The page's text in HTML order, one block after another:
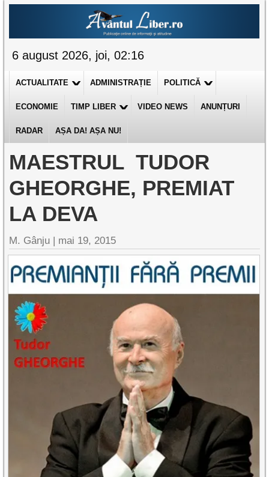
6 august 2026, joi, 02:16
ACTUALITATE ADMINISTRAȚIE POLITICĂ
ECONOMIE TIMP LIBER VIDEO NEWS ANUNȚURI
RADAR AȘA DA! AȘA NU!
MAESTRUL TUDOR
GHEORGHE, PREMIAT
LA DEVA
M. Gânju | mai 19, 2015